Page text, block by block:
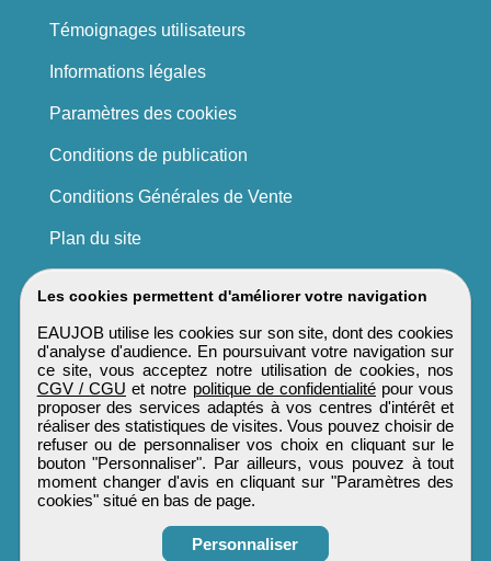
Les cookies permettent d'améliorer votre navigation
EAUJOB utilise les cookies sur son site, dont des cookies
d'analyse d'audience. En poursuivant votre navigation sur
ce site, vous acceptez notre utilisation de cookies, nos
CGV / CGU et notre politique de confidentialité pour vous
proposer des services adaptés à vos centres d'intérêt et
réaliser des statistiques de visites. Vous pouvez choisir de
refuser ou de personnaliser vos choix en cliquant sur le
bouton "Personnaliser". Par ailleurs, vous pouvez à tout
moment changer d'avis en cliquant sur "Paramètres des
cookies" situé en bas de page.
Personnaliser
Témoignages utilisateurs
Informations légales
Paramètres des cookies
Conditions de publication
Conditions Générales de Vente
Plan du site